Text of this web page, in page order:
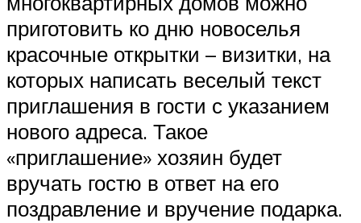
приготовить ко дню новоселья
красочные открытки – визитки, на
которых написать веселый текст
приглашения в гости с указанием
нового адреса. Такое
«приглашение» хозяин будет
вручать гостю в ответ на его
поздравление и вручение подарка.